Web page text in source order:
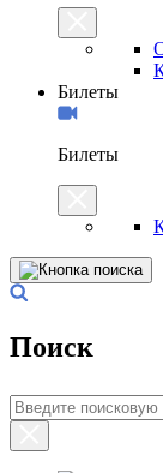
Билеты
Билеты
Поиск